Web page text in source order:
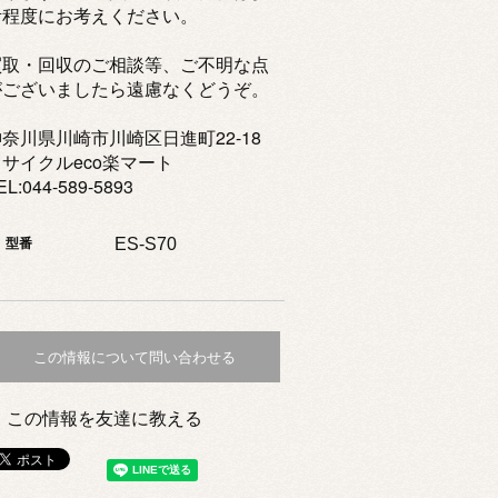
度にお考えください。
・回収のご相談等、ご不明な点
ざいましたら遠慮なくどうぞ。
川県川崎市川崎区日進町22-18
イクルeco楽マート
589-5893
型番 ES-S70
この情報について問い合わせる
この情報を友達に教える